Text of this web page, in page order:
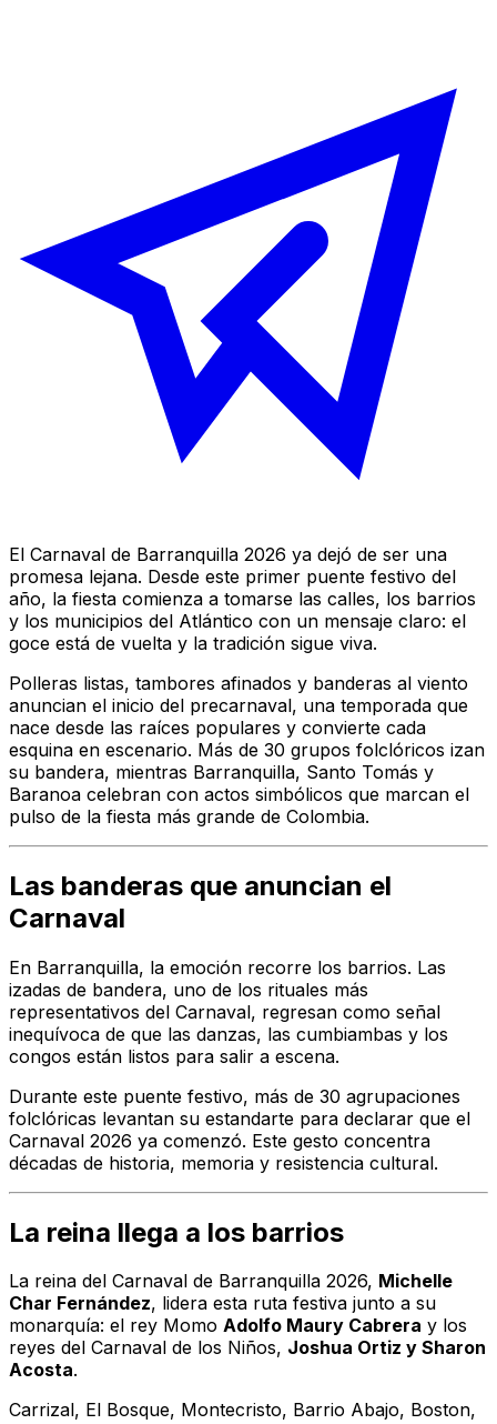
El Carnaval de Barranquilla 2026 ya dejó de ser una
promesa lejana. Desde este primer puente festivo del
año, la fiesta comienza a tomarse las calles, los barrios
y los municipios del Atlántico con un mensaje claro: el
goce está de vuelta y la tradición sigue viva.
Polleras listas, tambores afinados y banderas al viento
anuncian el inicio del precarnaval, una temporada que
nace desde las raíces populares y convierte cada
esquina en escenario. Más de 30 grupos folclóricos izan
su bandera, mientras Barranquilla, Santo Tomás y
Baranoa celebran con actos simbólicos que marcan el
pulso de la fiesta más grande de Colombia.
Las banderas que anuncian el
Carnaval
En Barranquilla, la emoción recorre los barrios. Las
izadas de bandera, uno de los rituales más
representativos del Carnaval, regresan como señal
inequívoca de que las danzas, las cumbiambas y los
congos están listos para salir a escena.
Durante este puente festivo, más de 30 agrupaciones
folclóricas levantan su estandarte para declarar que el
Carnaval 2026 ya comenzó. Este gesto concentra
décadas de historia, memoria y resistencia cultural.
La reina llega a los barrios
La reina del Carnaval de Barranquilla 2026, Michelle
Char Fernández, lidera esta ruta festiva junto a su
monarquía: el rey Momo Adolfo Maury Cabrera y los
reyes del Carnaval de los Niños, Joshua Ortiz y Sharon
Acosta.
Carrizal, El Bosque, Montecristo, Barrio Abajo, Boston,